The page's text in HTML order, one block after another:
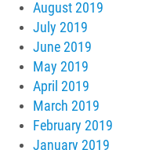
August 2019
July 2019
June 2019
May 2019
April 2019
March 2019
February 2019
January 2019